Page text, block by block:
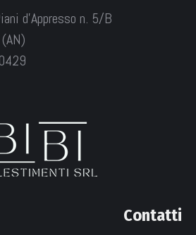
d'Appresso n. 5/B
Contatti